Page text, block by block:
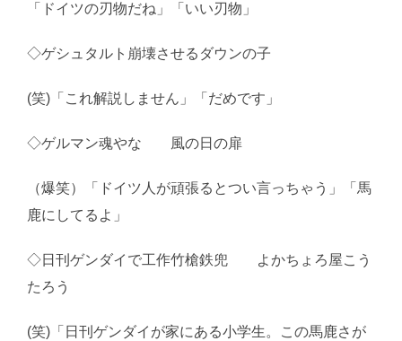
「ドイツの刃物だね」「いい刃物」
◇ゲシュタルト崩壊させるダウンの子
(笑)「これ解説しません」「だめです」
◇ゲルマン魂やな 風の日の扉
（爆笑）「ドイツ人が頑張るとつい言っちゃう」「馬
鹿にしてるよ」
◇日刊ゲンダイで工作竹槍鉄兜 よかちょろ屋こう
たろう
(笑)「日刊ゲンダイが家にある小学生。この馬鹿さが